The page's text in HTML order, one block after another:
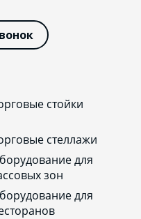
стойки
стеллажи
для
зон
для